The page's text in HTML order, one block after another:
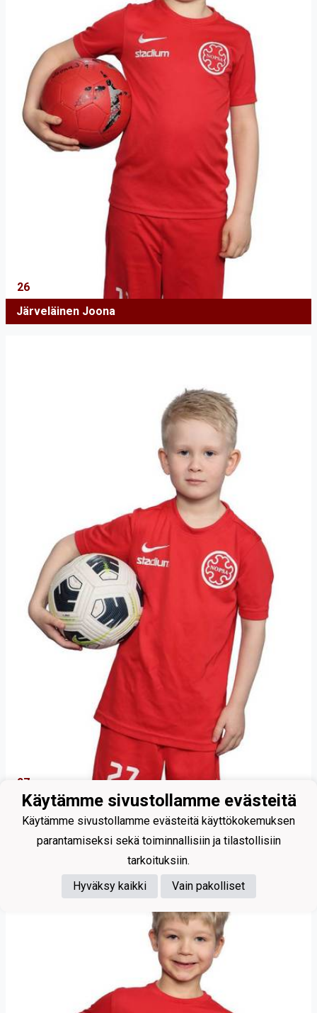
26
Järveläinen Joona
27
Loikkanen Liam
Käytämme sivustollamme evästeitä
Käytämme sivustollamme evästeitä käyttökokemuksen
parantamiseksi sekä toiminnallisiin ja tilastollisiin
tarkoituksiin.
Hyväksy kaikki
Vain pakolliset